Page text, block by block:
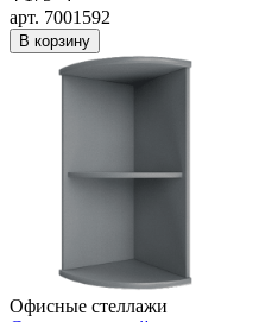
арт. 7001592
В корзину
Офисные стеллажи